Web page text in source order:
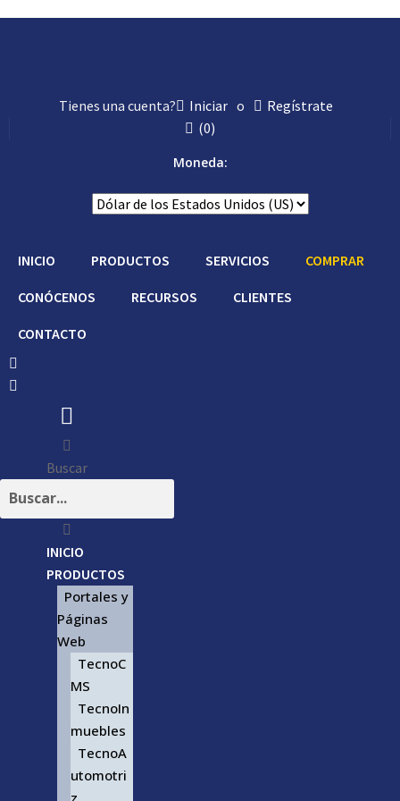
Tienes una cuenta? Iniciar o
Regístrate
(0)
Moneda:
INICIO PRODUCTOS SERVICIOS COMPRAR
CONÓCENOS RECURSOS CLIENTES
CONTACTO
Buscar
INICIO
PRODUCTOS
Portales y
Páginas
Web
TecnoC
MS
TecnoIn
muebles
TecnoA
utomotri